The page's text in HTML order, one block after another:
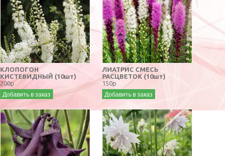
КЛОПОГОН
КИСТЕВИДНЫЙ (10шт)
200р
Добавить в заказ
ЛИАТРИС СМЕСЬ
РАСЦВЕТОК (10шт)
150р
Добавить в заказ